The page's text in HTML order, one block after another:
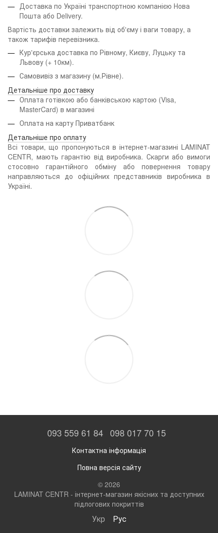
Доставка по Україні транспортною компанією Нова
Пошта або Delivery.
Вартість доставки залежить від об'єму і ваги товару, а
також тарифів перевізника.
Кур'єрська доставка по Рівному, Києву, Луцьку та
Львову (+ 10км).
Самовивіз з магазину (м.Рівне).
Детальніше про доставку
Оплата готівкою або банківською картою (Visa,
MasterCard) в магазині
Оплата на карту Приватбанк
Детальніше про оплату
Всі товари, що пропонуються в інтернет-магазині LAMINAT
CENTR, мають гарантію від виробника. Скарги або вимоги
стосовно гарантійного обміну або повернення товару
направляються до офіційних представників виробника в
Україні.
093 559 61 84 098 017 70 15
Контактна інформація
Повна версія сайту
© 2026
LAMINAT CENTR - інтернет-магазин якісних та доступних
підлогових покриттів
Укр Рус